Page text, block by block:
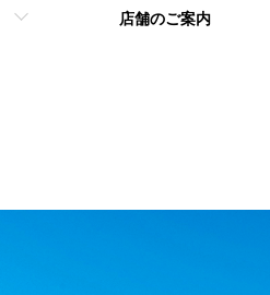
店舗のご案内